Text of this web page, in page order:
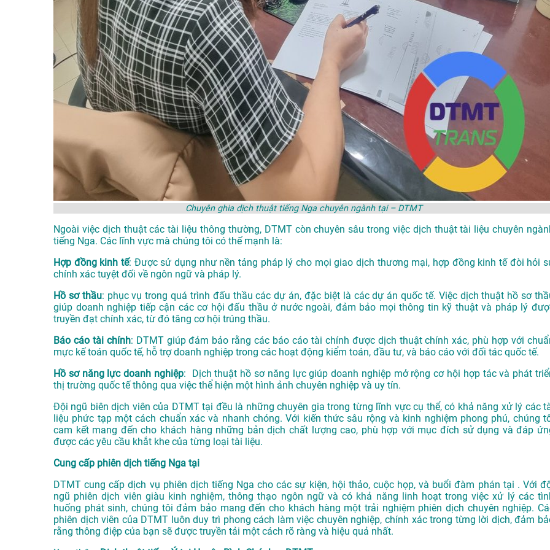
Chuyên ghia dịch thuật tiếng Nga chuyên ngành tại – DTMT
Ngoài việc dịch thuật các tài liệu thông thường, DTMT còn chuyên sâu trong việc dịch thuật tài liệu chuyên
tiếng Nga. Các lĩnh vực mà chúng tôi có thế mạnh là:
Hợp đồng kinh tế: Được sử dụng như nền tảng pháp lý cho mọi giao dịch thương mại, hợp đồng kinh tế đòi hỏi
chính xác tuyệt đối về ngôn ngữ và pháp lý.
Hồ sơ thầu: phục vụ trong quá trình đấu thầu các dự án, đặc biệt là các dự án quốc tế. Việc dịch thuật hồ sơ
giúp doanh nghiệp tiếp cận các cơ hội đấu thầu ở nước ngoài, đảm bảo mọi thông tin kỹ thuật và pháp lý
truyền đạt chính xác, từ đó tăng cơ hội trúng thầu.
Báo cáo tài chính: DTMT giúp đảm bảo rằng các báo cáo tài chính được dịch thuật chính xác, phù hợp với
mực kế toán quốc tế, hỗ trợ doanh nghiệp trong các hoạt động kiểm toán, đầu tư, và báo cáo với đối tác quốc tế.
Hồ sơ năng lực doanh nghiệp: Dịch thuật hồ sơ năng lực giúp doanh nghiệp mở rộng cơ hội hợp tác và phát
thị trường quốc tế thông qua việc thể hiện một hình ảnh chuyên nghiệp và uy tín.
Đội ngũ biên dịch viên của DTMT tại đều là những chuyên gia trong từng lĩnh vực cụ thể, có khả năng xử lý các
liệu phức tạp một cách chuẩn xác và nhanh chóng. Với kiến thức sâu rộng và kinh nghiệm phong phú, chúng
cam kết mang đến cho khách hàng những bản dịch chất lượng cao, phù hợp với mục đích sử dụng và đáp
được các yêu cầu khắt khe của từng loại tài liệu.
Cung cấp phiên dịch tiếng Nga tại
DTMT cung cấp dịch vụ phiên dịch tiếng Nga cho các sự kiện, hội thảo, cuộc họp, và buổi đàm phán tại . Với
ngũ phiên dịch viên giàu kinh nghiệm, thông thạo ngôn ngữ và có khả năng linh hoạt trong việc xử lý các
huống phát sinh, chúng tôi đảm bảo mang đến cho khách hàng một trải nghiệm phiên dịch chuyên nghiệp.
phiên dịch viên của DTMT luôn duy trì phong cách làm việc chuyên nghiệp, chính xác trong từng lời dịch, đảm
rằng thông điệp của bạn sẽ được truyền tải một cách rõ ràng và hiệu quả nhất.